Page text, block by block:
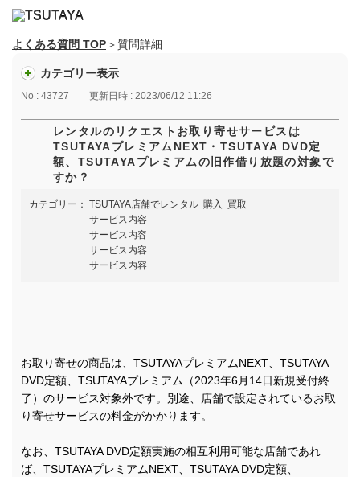
よくある質問 TOP＞質問詳細
カテゴリー表示
No : 43727 更新日時 : 2023/06/12 11:26
レンタルのリクエストお取り寄せサービスは
TSUTAYAプレミアムNEXT・TSUTAYA DVD定
額、TSUTAYAプレミアムの旧作借り放題の対象で
すか？
カテゴリー： TSUTAYA店舗でレンタル･購入･買取
サービス内容
サービス内容
サービス内容
サービス内容
お取り寄せの商品は、TSUTAYAプレミアムNEXT、TSUTAYA
DVD定額、TSUTAYAプレミアム（2023年6月14日新規受付終
了）のサービス対象外です。別途、店舗で設定されているお取
り寄せサービスの料金がかかります。
なお、TSUTAYA DVD定額実施の相互利用可能な店舗であれ
ば、TSUTAYAプレミアムNEXT、TSUTAYA DVD定額、